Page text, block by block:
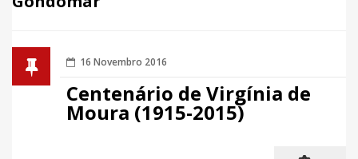
16 Novembro 2016
Centenário de Virgínia de
Moura (1915-2015)